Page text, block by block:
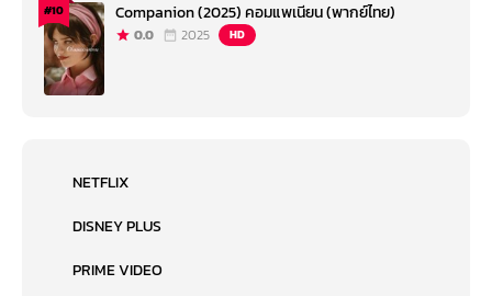
#10 Companion (2025) คอมแพเนียน (พากย์ไทย)
0.0 2025 HD
NETFLIX
DISNEY PLUS
PRIME VIDEO